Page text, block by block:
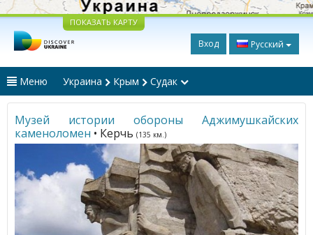
ПОКАЗАТЬ КАРТУ
Вход Русский
Меню Украина Крым Судак
Музей истории обороны Аджимушкайских
каменоломен • Керчь (135 км.)